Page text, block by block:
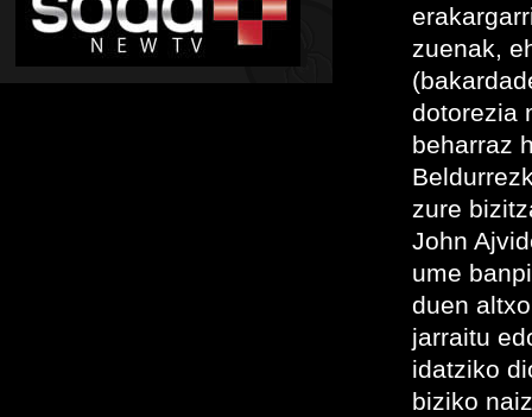
zuenak,
dotorezia
beharraz
zure
John
ume
duen
jarraitu
idatziko
biziko